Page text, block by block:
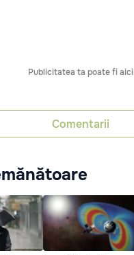
Publicitatea ta poate fi aici
Comentarii